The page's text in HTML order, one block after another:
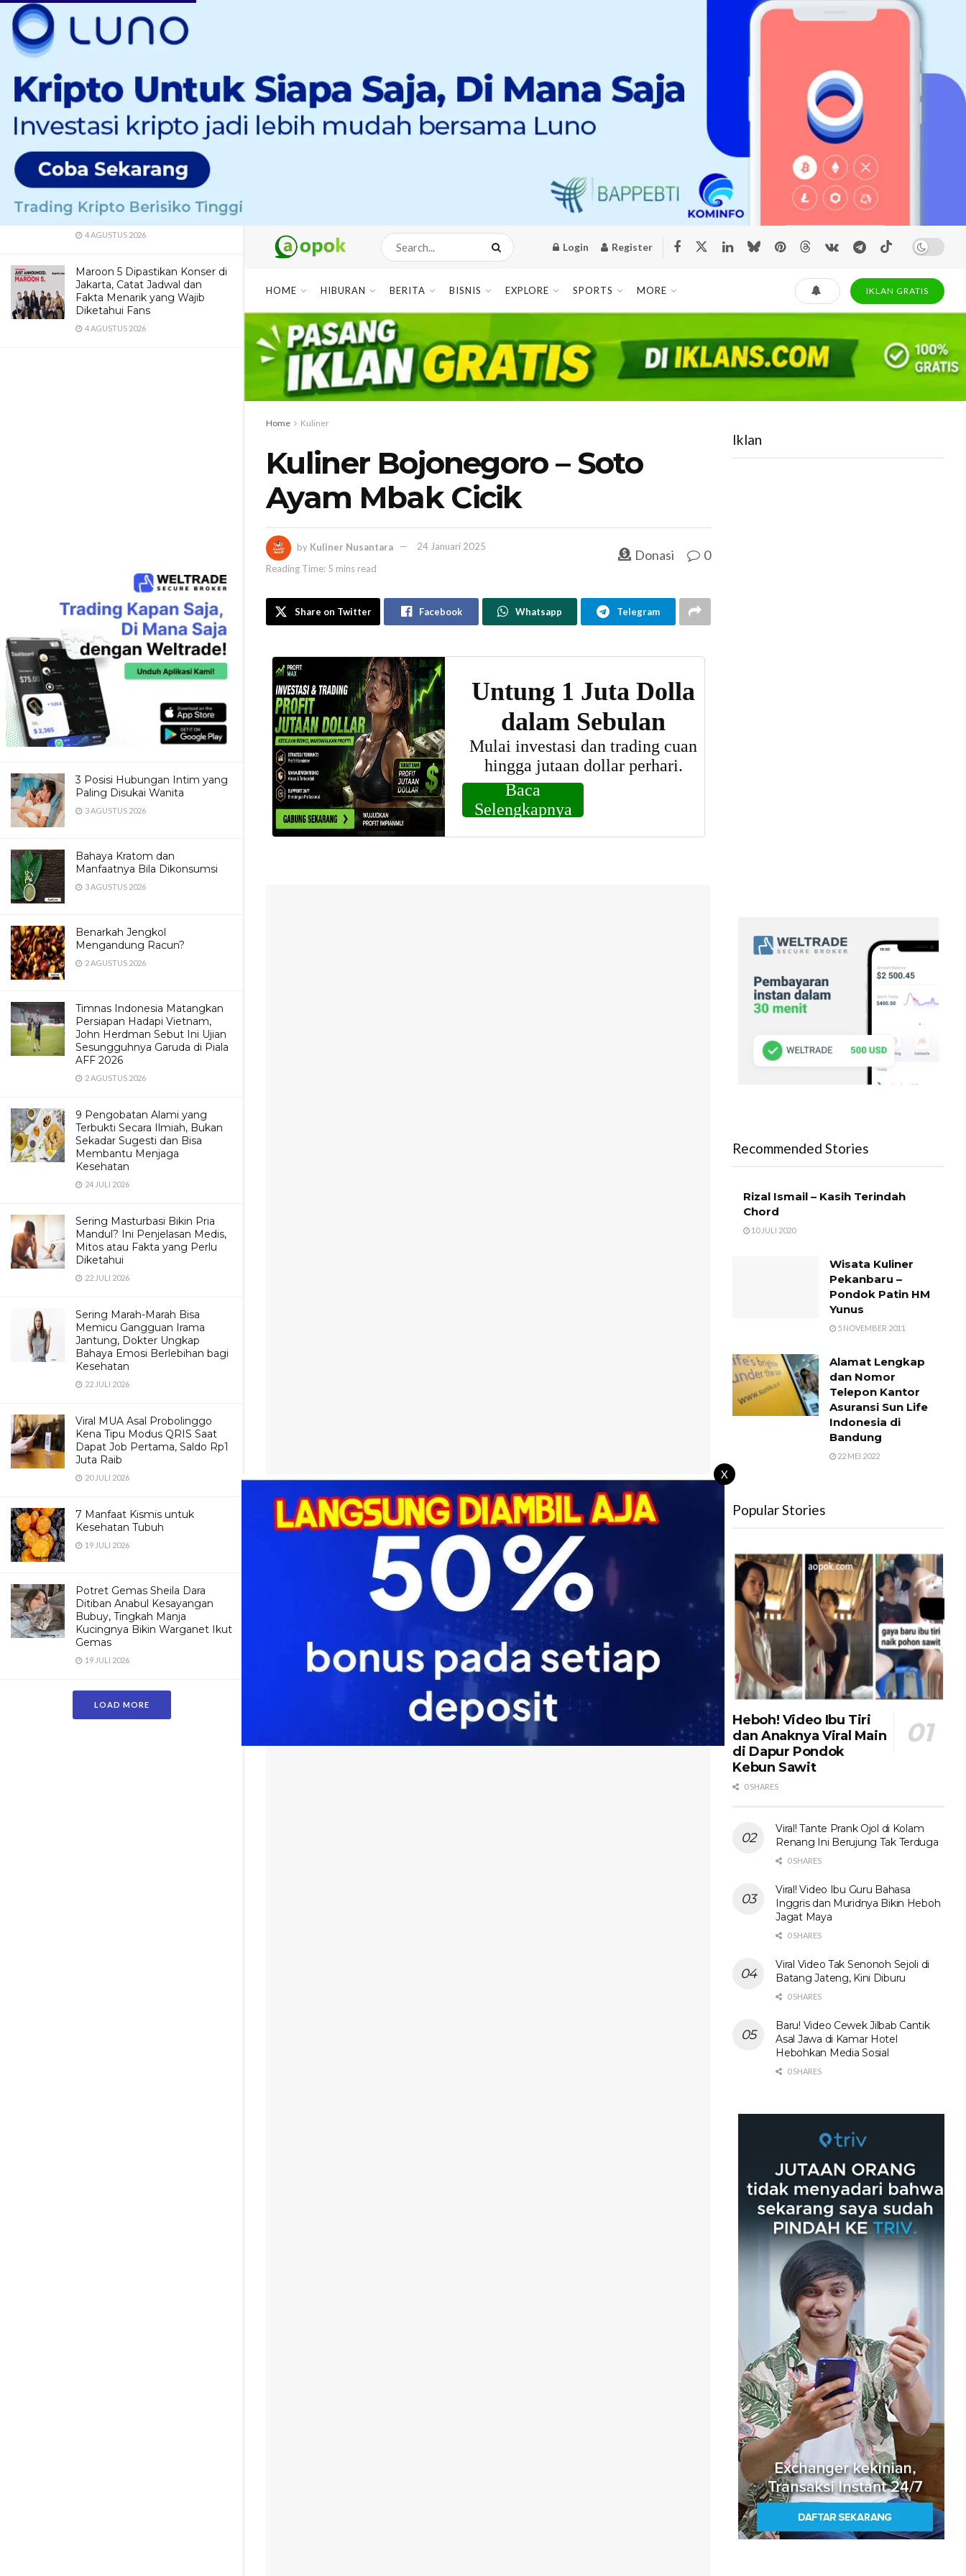
LATEST
Kuliner Bojonegoro – Soto Ayam
Mbak Cicik
24 JANUARI 2025
Dua Pendaki Gunung Piramid
Bondowoso Ditemukan Tewas
di Jurang 60 Meter, Evakuasi
Terkendala Medan Ekstrem
4 AGUSTUS 2026
Maroon 5 Dipastikan Konser di
Jakarta, Catat Jadwal dan
Fakta Menarik yang Wajib
Diketahui Fans
4 AGUSTUS 2026
3 Posisi Hubungan Intim yang
Paling Disukai Wanita
3 AGUSTUS 2026
Bahaya Kratom dan
Manfaatnya Bila Dikonsumsi
3 AGUSTUS 2026
Benarkah Jengkol
Mengandung Racun?
2 AGUSTUS 2026
Timnas Indonesia Matangkan
Persiapan Hadapi Vietnam,
John Herdman Sebut Ini Ujian
Sesungguhnya Garuda di Piala
AFF 2026
2 AGUSTUS 2026
9 Pengobatan Alami yang
Terbukti Secara Ilmiah, Bukan
Sekadar Sugesti dan Bisa
Membantu Menjaga
Kesehatan
24 JULI 2026
Sering Masturbasi Bikin Pria
Mandul? Ini Penjelasan Medis,
Mitos atau Fakta yang Perlu
Diketahui
22 JULI 2026
Sering Marah-Marah Bisa
Memicu Gangguan Irama
Jantung, Dokter Ungkap
Bahaya Emosi Berlebihan bagi
Kesehatan
22 JULI 2026
Viral MUA Asal Probolinggo
Kena Tipu Modus QRIS Saat
Dapat Job Pertama, Saldo Rp1
Juta Raib
20 JULI 2026
7 Manfaat Kismis untuk
Kesehatan Tubuh
19 JULI 2026
Potret Gemas Sheila Dara
Ditiban Anabul Kesayangan
Bubuy, Tingkah Manja
Kucingnya Bikin Warganet Ikut
Gemas
19 JULI 2026
LOAD MORE
X
Login Register
HOME HIBURAN BERITA BISNIS EXPLORE SPORTS MORE IKLAN GRATIS
Home Kuliner
Kuliner Bojonegoro – Soto
Ayam Mbak Cicik
by Kuliner Nusantara
24 Januari 2025
Reading Time: 5 mins read
Donasi 0
Share on Twitter Facebook Whatsapp Telegram
Iklan
Recommended Stories
Rizal Ismail – Kasih Terindah
Chord
10 JULI 2020
Wisata Kuliner
Pekanbaru –
Pondok Patin HM
Yunus
5 NOVEMBER 2011
Alamat Lengkap
dan Nomor
Telepon Kantor
Asuransi Sun Life
Indonesia di
Bandung
22 MEI 2022
Popular Stories
Heboh! Video Ibu Tiri
dan Anaknya Viral Main
di Dapur Pondok
Kebun Sawit
0 SHARES
Viral! Tante Prank Ojol di Kolam
Renang Ini Berujung Tak Terduga
0 SHARES
Viral! Video Ibu Guru Bahasa
Inggris dan Muridnya Bikin Heboh
Jagat Maya
0 SHARES
Viral Video Tak Senonoh Sejoli di
Batang Jateng, Kini Diburu
0 SHARES
Baru! Video Cewek Jilbab Cantik
Asal Jawa di Kamar Hotel
Hebohkan Media Sosial
0 SHARES